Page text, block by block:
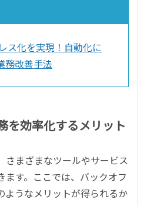
ス化を実現！自動化に
務改善手法
を効率化するメリット
さまざまなツールやサービス
ます。ここでは、バックオフ
ようなメリットが得られるか